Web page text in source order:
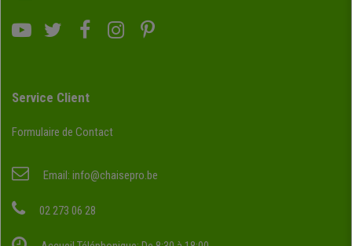
Service Client
Formulaire de Contact
Email: info@chaisepro.be
02 273 06 28